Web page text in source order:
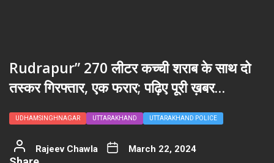
Rudrapur” 270 लीटर कच्ची शराब के साथ दो
तस्कर गिरफ्तार, एक फरार; पढ़िए पूरी ख़बर…
UDHAMSINGHNAGAR UTTARAKHAND UTTARAKHAND POLICE
Rajeev Chawla March 22, 2024